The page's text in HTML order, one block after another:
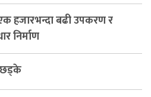
हजारभन्दा बढी उपकरण र
निर्माण